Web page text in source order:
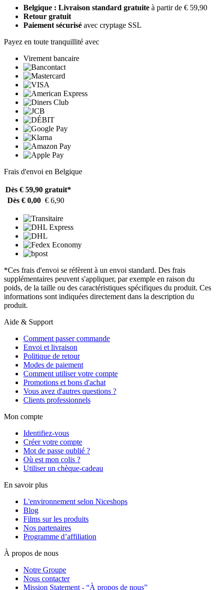
Belgique : Livraison standard gratuite à partir de € 59,90
Retour gratuit
Paiement sécurisé avec cryptage SSL
Payez en toute tranquillité avec
Virement bancaire
Frais d'envoi en Belgique
Dès € 59,90 gratuit*
Dès € 0,00 € 6,90
*Ces frais d'envoi se réfèrent à un envoi standard. Des frais
supplémentaires peuvent s'appliquer, par exemple en raison du
poids, de la taille ou des caractéristiques spécifiques du produit. Ces
informations sont indiquées directement dans la description du
produit.
Aide & Support
Comment passer commande
Envoi et livraison
Politique de retour
Modes de paiement
Comment utiliser votre compte
Promotions et bons d'achat
Vous avez d'autres questions ?
Clients professionnels
Mon compte
Identifiez-vous
Créer votre compte
Mot de passe oublié ?
Où est mon colis ?
Utiliser un chèque-cadeau
En savoir plus
L'environnement selon Niceshops
Blog
Films sur les produits
Nos partenaires
Programme d’affiliation
À propos de nous
Notre Groupe
Nous contacter
Mission Statement - “À propos de nous”